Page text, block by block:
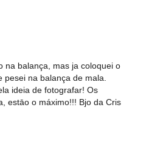
na balança, mas ja coloquei o
pesei na balança de mala.
ideia de fotografar! Os
estāo o máximo!!! Bjo da Cris